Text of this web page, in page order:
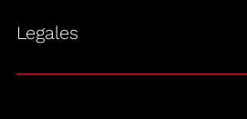
Legales